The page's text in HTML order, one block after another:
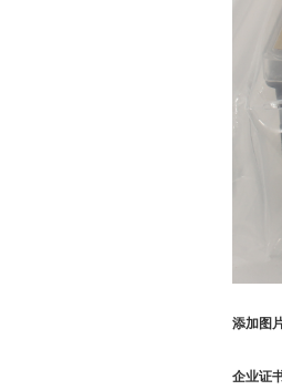
添加图
企业证